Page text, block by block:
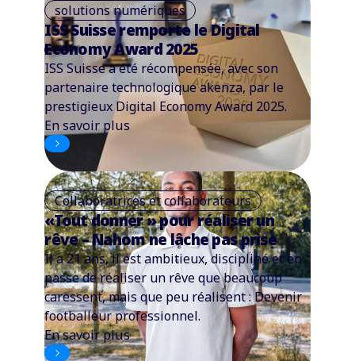
solutions numériques
ISS Suisse remporte le Digital
Economy Award 2025
ISS Suisse a été récompensée, avec son
partenaire technologique akenza, par le
prestigieux Digital Economy Award 2025.
En savoir plus
Collaboratrices et collaborateurs
«Tout donner » pour réaliser un
rêve – Nahom ne lâche pas prise
Il a 21 ans, il est ambitieux, discipliné et en
passe de réaliser un rêve que beaucoup
caressent, mais que peu réalisent : Devenir
footballeur professionnel.
En savoir plus